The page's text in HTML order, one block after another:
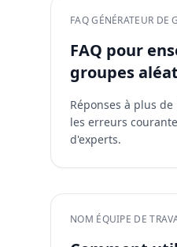
FAQ GÉNÉRATEUR DE
FAQ pour
groupes
Réponses à plus
les erreurs
d'experts.
NOM ÉQUIPE DE